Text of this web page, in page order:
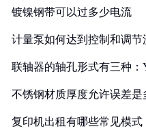
镀镍钢带可以过多少电流
计量泵如何达到控制和调节
联轴器的轴孔形式有三种：
不锈钢材质厚度允许误差是
复印机出租有哪些常见模式